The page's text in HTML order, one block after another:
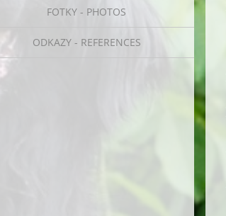
FOTKY - PHOTOS
ODKAZY - REFERENCES